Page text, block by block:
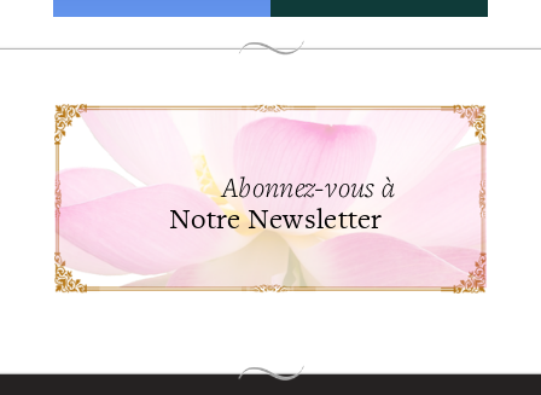
Abonnez-vous à
Notre Newsletter